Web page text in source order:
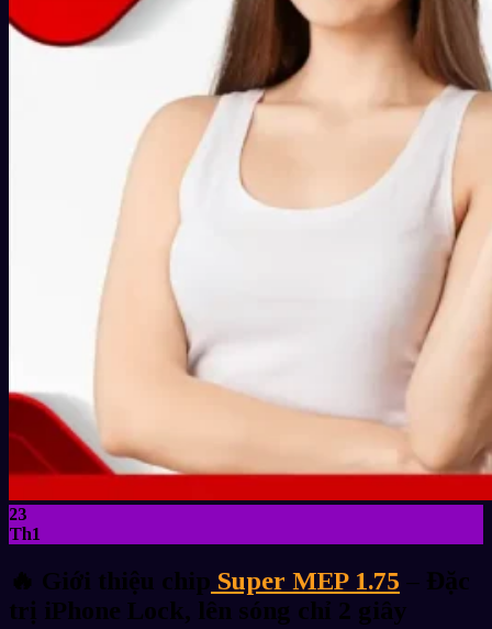
23
Th1
🔥 Giới thiệu chip Super MEP 1.75 – Đặc
trị iPhone Lock, lên sóng chỉ 2 giây